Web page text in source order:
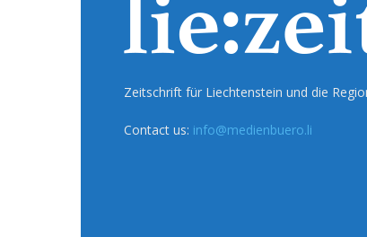
Zeitschrift für Liechtenstein und die
Contact us: info@medienbuero.li